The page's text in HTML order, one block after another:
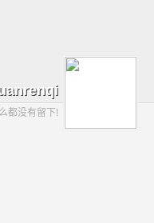
都没有留下!